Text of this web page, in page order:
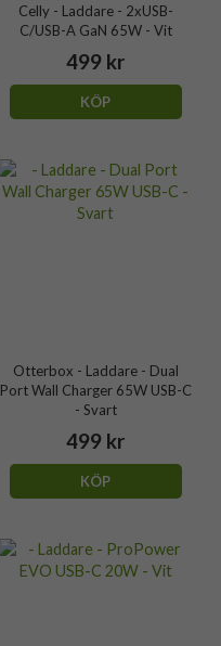
Celly - Laddare - 2xUSB-
C/USB-A GaN 65W - Vit
499 kr
KÖP
Otterbox - Laddare - Dual
Port Wall Charger 65W USB-C
- Svart
499 kr
KÖP